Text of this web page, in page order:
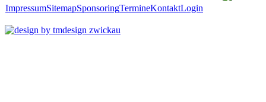
ImpressumSitemapSponsoringTermineKontaktLogin